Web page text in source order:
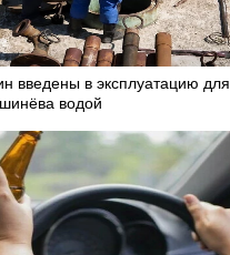
введены в эксплуатацию для
водой